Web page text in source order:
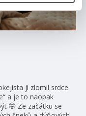
jí zlomil srdce.
a je to naopak
🤭 Ze začátku se